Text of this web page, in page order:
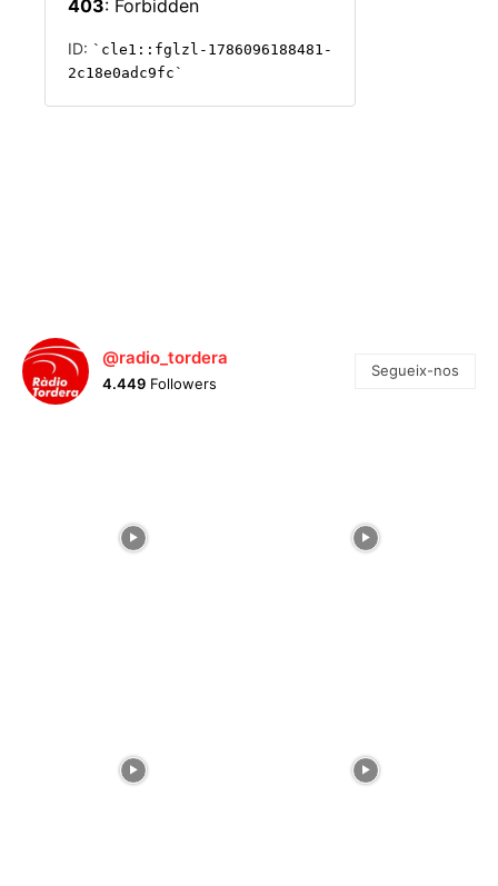
@radio_tordera
4.449 Followers
Segueix-nos